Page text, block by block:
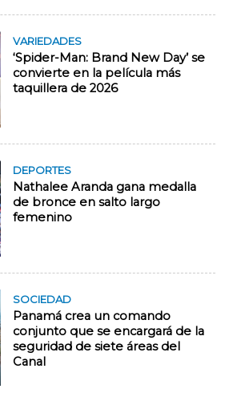
VARIEDADES
‘Spider-Man: Brand New Day’ se
convierte en la película más
taquillera de 2026
DEPORTES
Nathalee Aranda gana medalla
de bronce en salto largo
femenino
SOCIEDAD
Panamá crea un comando
conjunto que se encargará de la
seguridad de siete áreas del
Canal